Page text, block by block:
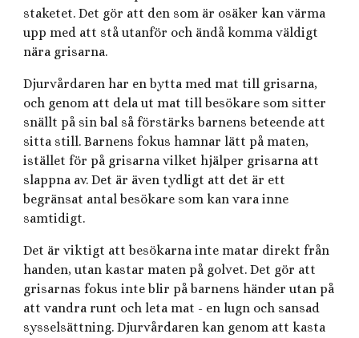
staketet. Det gör att den som är osäker kan värma
upp med att stå utanför och ändå komma väldigt
nära grisarna.
Djurvårdaren har en bytta med mat till grisarna,
och genom att dela ut mat till besökare som sitter
snällt på sin bal så förstärks barnens beteende att
sitta still. Barnens fokus hamnar lätt på maten,
istället för på grisarna vilket hjälper grisarna att
slappna av. Det är även tydligt att det är ett
begränsat antal besökare som kan vara inne
samtidigt.
Det är viktigt att besökarna inte matar direkt från
handen, utan kastar maten på golvet. Det gör att
grisarnas fokus inte blir på barnens händer utan på
att vandra runt och leta mat - en lugn och sansad
sysselsättning. Djurvårdaren kan genom att kasta